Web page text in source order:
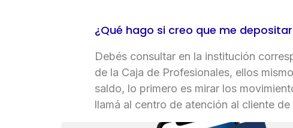
¿Qué hago si creo que me
Debés consultar en la institución
de la Caja de Profesionales, ellos
saldo, lo primero es mirar los
llamá al centro de atención al cliente